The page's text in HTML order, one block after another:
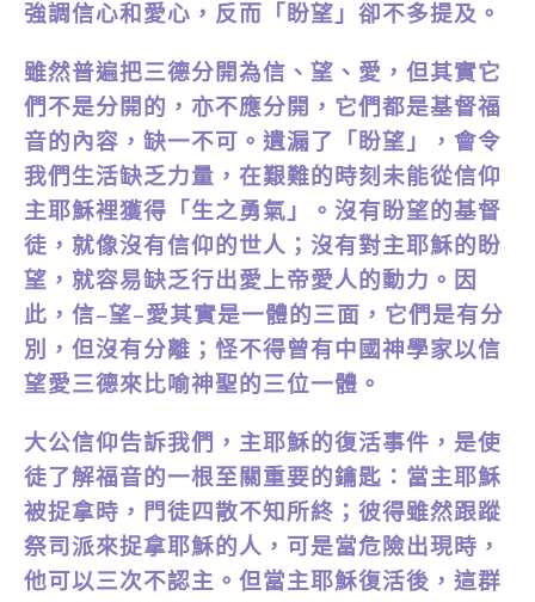
強調信心和愛心，反而「盼望」卻不多提及。
雖然普遍把三德分開為信、望、愛，但其實它
們不是分開的，亦不應分開，它們都是基督福
音的內容，缺一不可。遺漏了「盼望」，會令
我們生活缺乏力量，在艱難的時刻未能從信仰
主耶穌裡獲得「生之勇氣」。沒有盼望的基督
徒，就像沒有信仰的世人；沒有對主耶穌的盼
望，就容易缺乏行出愛上帝愛人的動力。因
此，信–望–愛其實是一體的三面，它們是有分
別，但沒有分離；怪不得曾有中國神學家以信
望愛三德來比喻神聖的三位一體。
大公信仰告訴我們，主耶穌的復活事件，是使
徒了解福音的一根至關重要的鑰匙：當主耶穌
被捉拿時，門徒四散不知所終；彼得雖然跟蹤
祭司派來捉拿耶穌的人，可是當危險出現時，
他可以三次不認主。但當主耶穌復活後，這群